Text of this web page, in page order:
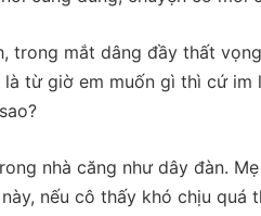
trong mắt dâng đầy thất
là từ giờ em muốn gì thì cứ
nhà căng như dây đàn.
nếu cô thấy khó chịu quá